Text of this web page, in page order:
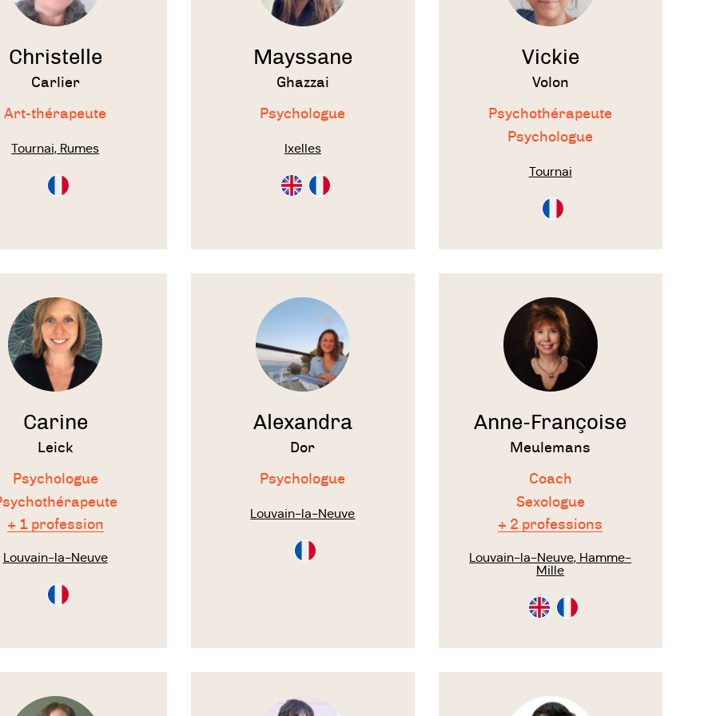
Christelle
Carlier
Art-thérapeute
Tournai, Rumes
Consultation
en
Mayssane
Ghazzai
Psychologue
Ixelles
Consultation
en
Consultation
en
Vickie
Volon
Psychothérapeute
Psychologue
Tournai
Consultation
en
Carine
Leick
Psychologue
+ 1 profession
Louvain-la-Neuve
Consultation
en
Voir
Alexandra
Dor
Psychologue
Louvain-la-Neuve
Consultation
en
Voir
Anne-Françoise
Meulemans
Coach
Sexologue
+ 2 professions
Louvain-la-Neuve, Hamme-
Mille
Consultation
en
Consultation
en
Voir
Voir